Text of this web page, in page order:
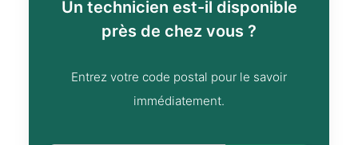
Un technicien est-il disponible
près de chez vous ?
Entrez votre code postal pour le savoir
immédiatement.